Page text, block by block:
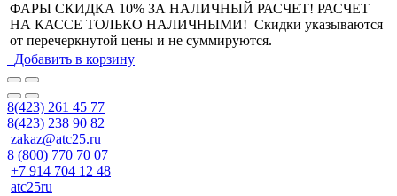
ФАРЫ СКИДКА 10% ЗА НАЛИЧНЫЙ РАСЧЕТ! РАСЧЕТ
НА КАССЕ ТОЛЬКО НАЛИЧНЫМИ! Скидки указываются
от перечеркнутой цены и не суммируются.
Добавить в корзину
8(423) 261 45 77
8(423) 238 90 82
zakaz@atc25.ru
8 (800) 770 70 07
+7 914 704 12 48
atc25ru